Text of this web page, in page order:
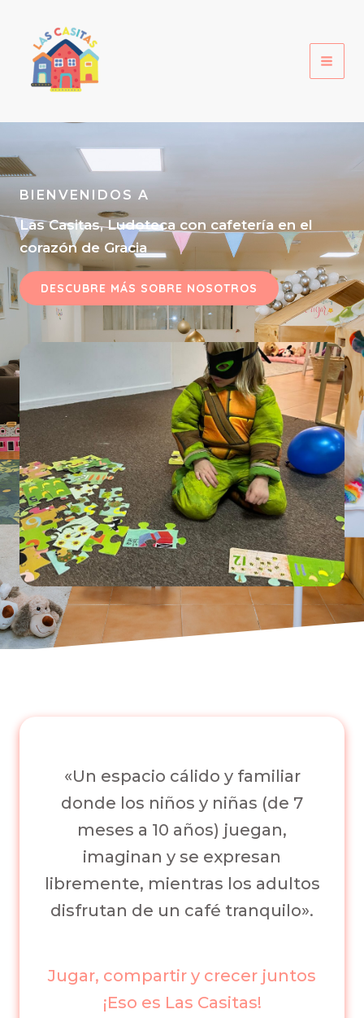
contenido
BIENVENIDOS A
Las Casitas, Ludoteca con cafetería en el
corazón de Gracia
DESCUBRE MÁS SOBRE NOSOTROS
«Un espacio cálido y familiar
donde los niños y niñas (de 7
meses a 10 años) juegan,
imaginan y se expresan
libremente, mientras los adultos
disfrutan de un café tranquilo».
Jugar, compartir y crecer juntos
¡Eso es Las Casitas!